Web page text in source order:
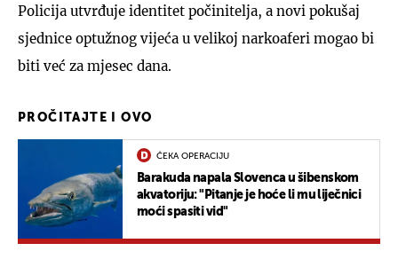
Policija utvrđuje identitet počinitelja, a novi pokušaj
sjednice optužnog vijeća u velikoj narkoaferi mogao bi
biti već za mjesec dana.
PROČITAJTE I OVO
ČEKA OPERACIJU
Barakuda napala Slovenca u šibenskom
akvatoriju: "Pitanje je hoće li mu liječnici
moći spasiti vid"